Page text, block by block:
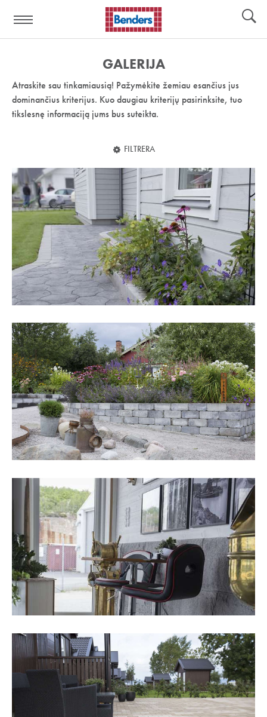
nuoroda:
GALERIJA
Atraskite sau tinkamiausią! Pažymėkite žemiau esančius jus
dominančius kriterijus. Kuo daugiau kriterijų pasirinksite, tuo
tikslesnę informaciją jums bus suteikta.
FILTRERA